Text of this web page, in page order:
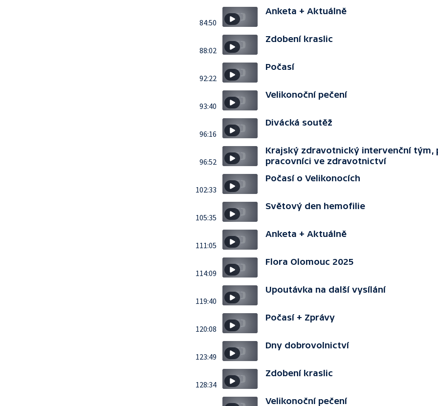
84:50
Anketa + Aktuálně
88:02
Zdobení kraslic
92:22
Počasí
93:40
Velikonoční pečení
96:16
Divácká soutěž
96:52
Krajský zdravotnický intervenční tým,
pracovníci ve zdravotnictví
102:33
Počasí o Velikonocích
105:35
Světový den hemofilie
111:05
Anketa + Aktuálně
114:09
Flora Olomouc 2025
119:40
Upoutávka na další vysílání
120:08
Počasí + Zprávy
123:49
Dny dobrovolnictví
128:34
Zdobení kraslic
Velikonoční pečení